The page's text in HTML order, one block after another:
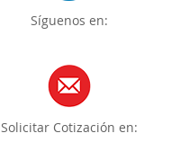
Síguenos en:
Solicitar Cotización en: